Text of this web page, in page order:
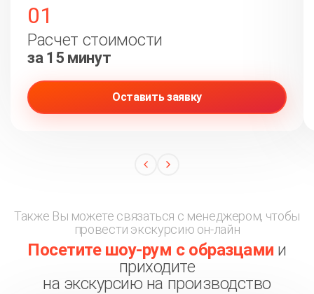
01
Расчет стоимости
за 15 минут
Оставить заявку
Также Вы можете связаться с менеджером, чтобы
провести экскурсию он-лайн
Посетите шоу-рум с образцами и
приходите
на экскурсию на производство